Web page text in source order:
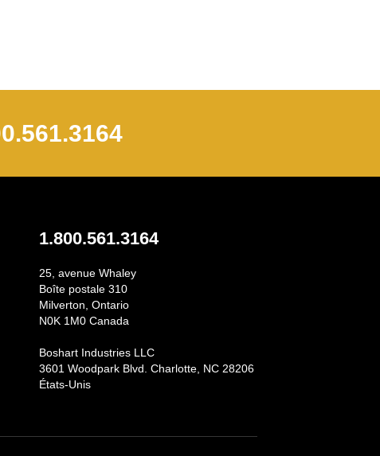
1.800.561.3164
25, avenue Whaley
Boîte postale 310
Milverton, Ontario
N0K 1M0 Canada
Boshart Industries LLC
3601 Woodpark Blvd. Charlotte, NC 28206
États-Unis